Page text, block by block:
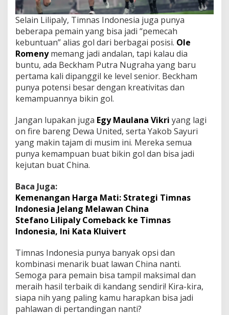
Selain Lilipaly, Timnas Indonesia juga punya
beberapa pemain yang bisa jadi “pemecah
kebuntuan” alias gol dari berbagai posisi. Ole
Romenymemang jadi andalan, tapi kalau dia
buntu, ada Beckham Putra Nugraha yang baru
pertama kali dipanggil ke level senior. Beckham
punya potensi besar dengan kreativitas dan
kemampuannya bikin gol.
Jangan lupakan juga Egy Maulana Vikri yang lagi
on fire bareng Dewa United, serta Yakob Sayuri
yang makin tajam di musim ini. Mereka semua
punya kemampuan buat bikin gol dan bisa jadi
kejutan buat China.
Baca Juga:
Kemenangan Harga Mati: Strategi Timnas
Indonesia Jelang Melawan China
Stefano Lilipaly Comeback ke Timnas
Indonesia, Ini Kata Kluivert
Timnas Indonesia punya banyak opsi dan
kombinasi menarik buat lawan China nanti.
Semoga para pemain bisa tampil maksimal dan
meraih hasil terbaik di kandang sendiri! Kira-kira,
siapa nih yang paling kamu harapkan bisa jadi
pahlawan di pertandingan nanti?